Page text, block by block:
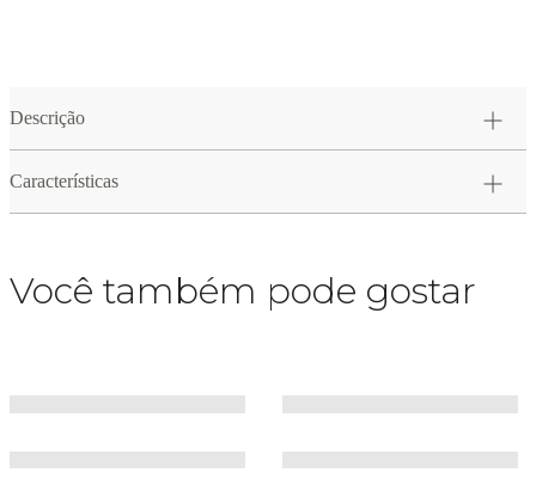
Descrição
Características
Você também pode gostar